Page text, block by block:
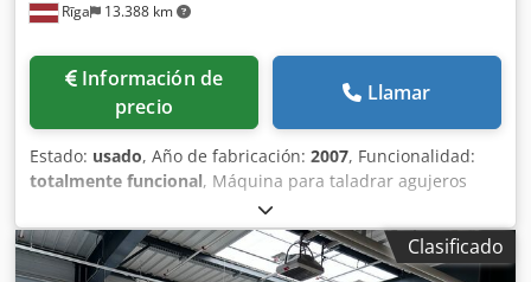
Rīga 13.388 km
Información de
precio
Llamar
Estado: usado, Año de fabricación: 2007, Funcionalidad:
totalmente funcional, Máquina para taladrar agujeros
para tacos URBAN DB 3100, año 2007 Estado: muy bueno -
Sistema de sujeción de perfiles y avance de broca
accionado por pedal - El motor eléctrico de perforación se
Clasificado